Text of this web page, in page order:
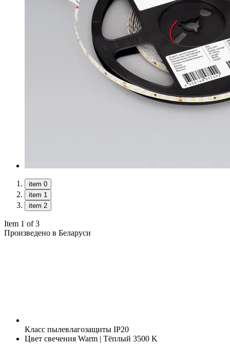
item 0
item 1
item 2
Item 1 of 3
Произведено в Беларуси
Класс пылевлагозащиты IP20
Цвет свечения Warm | Тёплый 3500 K